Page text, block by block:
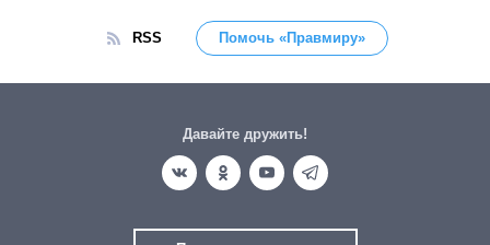
RSS Помочь «Правмиру»
Давайте дружить!